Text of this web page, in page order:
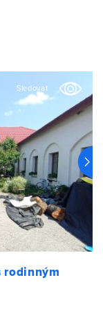
Sledovat
rodinným